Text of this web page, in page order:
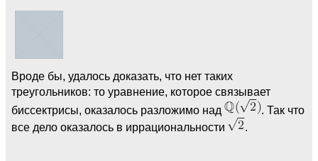
Вроде бы, удалось доказать, что нет таких
треугольников: то уравнение, которое связывает
биссектрисы, оказалось разложимо над
. Так что
все дело оказалось в иррациональности
.